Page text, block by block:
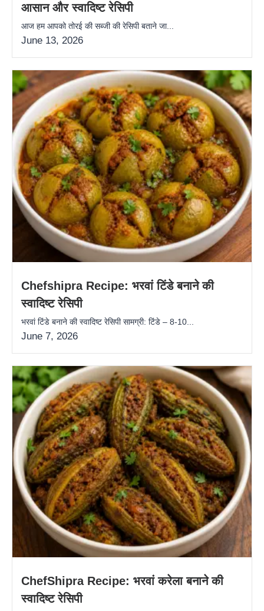
आसान और स्वादिष्ट रेसिपी
आज हम आपको तोरई की सब्जी की रेसिपी बताने जा...
June 13, 2026
Chefshipra Recipe: भरवां टिंडे बनाने की
स्वादिष्ट रेसिपी
भरवां टिंडे बनाने की स्वादिष्ट रेसिपी सामग्री: टिंडे – 8-10...
June 7, 2026
ChefShipra Recipe: भरवां करेला बनाने की
स्वादिष्ट रेसिपी